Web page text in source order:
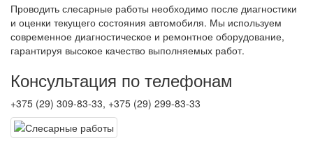
Проводить слесарные работы необходимо после диагностики
и оценки текущего состояния автомобиля. Мы используем
современное диагностическое и ремонтное оборудование,
гарантируя высокое качество выполняемых работ.
Консультация по телефонам
+375 (29) 309-83-33, +375 (29) 299-83-33